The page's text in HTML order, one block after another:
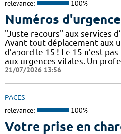
relevance: 100%
Numéros d'urgence
"Juste recours" aux services
Avant tout déplacement aux
d’abord le 15 ! Le 15 n’est
aux urgences vitales. Un
21/07/2026 13:56
PAGES
relevance: 100%
Votre prise en